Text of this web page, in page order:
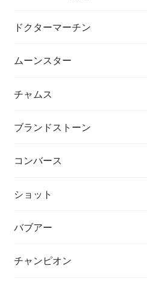
ドクターマーチン
ムーンスター
チャムス
ブランドストーン
コンバース
ショット
バブアー
チャンピオン